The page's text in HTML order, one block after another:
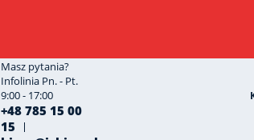
Masz pytania?
Infolinia Pn. - Pt.
9:00 - 17:00
+48 785 15 00
15